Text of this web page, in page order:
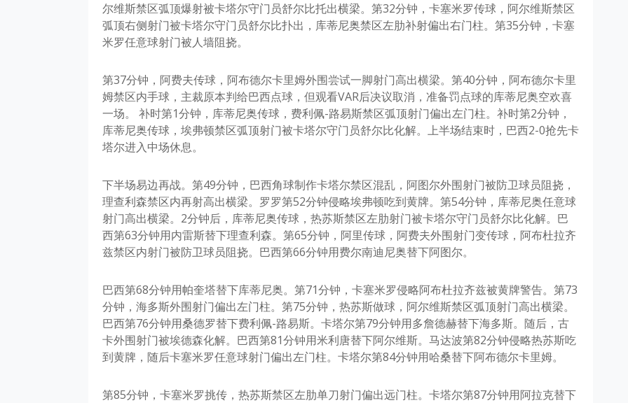
尔维斯禁区弧顶爆射被卡塔尔守门员舒尔比托出横梁。第32分钟，卡塞米罗传球，阿尔维斯禁区
弧顶右侧射门被卡塔尔守门员舒尔比扑出，库蒂尼奥禁区左肋补射偏出右门柱。第35分钟，卡塞
米罗任意球射门被人墙阻挠。
第37分钟，阿费夫传球，阿布德尔卡里姆外围尝试一脚射门高出横梁。第40分钟，阿布德尔卡里
姆禁区内手球，主裁原本判给巴西点球，但观看VAR后决议取消，准备罚点球的库蒂尼奥空欢喜
一场。 补时第1分钟，库蒂尼奥传球，费利佩-路易斯禁区弧顶射门偏出左门柱。补时第2分钟，
库蒂尼奥传球，埃弗顿禁区弧顶射门被卡塔尔守门员舒尔比化解。上半场结束时，巴西2-0抢先卡
塔尔进入中场休息。
下半场易边再战。第49分钟，巴西角球制作卡塔尔禁区混乱，阿图尔外围射门被防卫球员阻挠，
理查利森禁区内再射高出横梁。罗罗第52分钟侵略埃弗顿吃到黄牌。第54分钟，库蒂尼奥任意球
射门高出横梁。2分钟后，库蒂尼奥传球，热苏斯禁区左肋射门被卡塔尔守门员舒尔比化解。巴
西第63分钟用内雷斯替下理查利森。第65分钟，阿里传球，阿费夫外围射门变传球，阿布杜拉齐
兹禁区内射门被防卫球员阻挠。巴西第66分钟用费尔南迪尼奥替下阿图尔。
巴西第68分钟用帕奎塔替下库蒂尼奥。第71分钟，卡塞米罗侵略阿布杜拉齐兹被黄牌警告。第73
分钟，海多斯外围射门偏出左门柱。第75分钟，热苏斯做球，阿尔维斯禁区弧顶射门高出横梁。
巴西第76分钟用桑德罗替下费利佩-路易斯。卡塔尔第79分钟用多詹德赫替下海多斯。随后，古
卡外围射门被埃德森化解。巴西第81分钟用米利唐替下阿尔维斯。马达波第82分钟侵略热苏斯吃
到黄牌，随后卡塞米罗任意球射门偏出左门柱。卡塔尔第84分钟用哈桑替下阿布德尔卡里姆。
第85分钟，卡塞米罗挑传，热苏斯禁区左肋单刀射门偏出远门柱。卡塔尔第87分钟用阿拉克替下